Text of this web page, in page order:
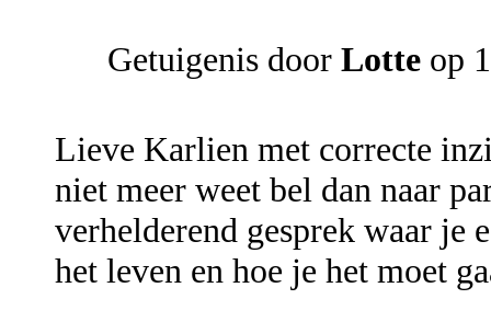
Getuigenis door Lotte op
Lieve Karlien met correcte
niet meer weet bel dan naar
verhelderend gesprek waar je
het leven en hoe je het moet